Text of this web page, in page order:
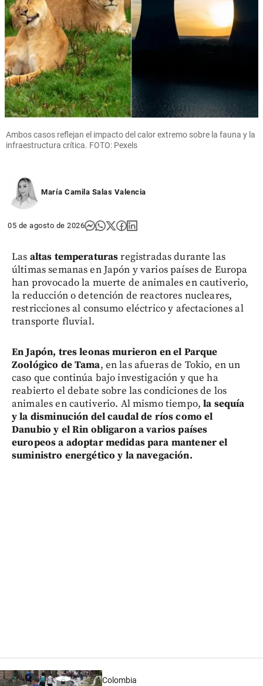
Ambos casos reflejan el impacto del calor extremo sobre la fauna y la
infraestructura crítica. FOTO: Pexels
María Camila Salas Valencia
05 de agosto de 2026
Las altas temperaturasregistradas durante las
últimas semanas en Japón y varios países de Europa
han provocado la muerte de animales en cautiverio,
la reducción o detención de reactores nucleares,
restricciones al consumo eléctrico y afectaciones al
transporte fluvial.
En Japón, tres leonas murieron en el Parque
Zoológico de Tama, en las afueras de Tokio, en un
caso que continúa bajo investigación y que ha
reabierto el debate sobre las condiciones de los
animales en cautiverio. Al mismo tiempo, la sequía
y la disminución del caudal de ríos como el
Danubio y el Rin obligaron a varios países
europeos a adoptar medidas para mantener el
suministro energético y la navegación.
Colombia